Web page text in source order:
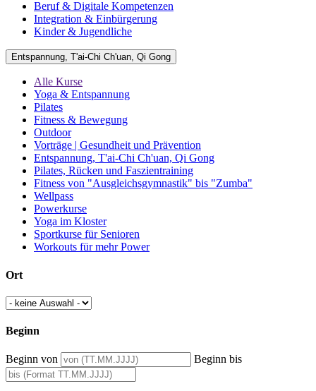
Beruf & Digitale Kompetenzen
Integration & Einbürgerung
Kinder & Jugendliche
Entspannung, T'ai-Chi Ch'uan, Qi Gong
Alle Kurse
Yoga & Entspannung
Pilates
Fitness & Bewegung
Outdoor
Vorträge | Gesundheit und Prävention
Entspannung, T'ai-Chi Ch'uan, Qi Gong
Pilates, Rücken und Faszientraining
Fitness von "Ausgleichsgymnastik" bis "Zumba"
Wellpass
Powerkurse
Yoga im Kloster
Sportkurse für Senioren
Workouts für mehr Power
Ort
Beginn
Beginn von Beginn bis